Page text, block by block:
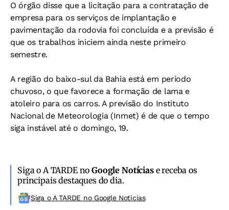
O órgão disse que a licitação para a contratação de
empresa para os serviços de implantação e
pavimentação da rodovia foi concluída e a previsão é
que os trabalhos iniciem ainda neste primeiro
semestre.
A região do baixo-sul da Bahia está em período
chuvoso, o que favorece a formação de lama e
atoleiro para os carros. A previsão do Instituto
Nacional de Meteorologia (Inmet) é de que o tempo
siga instável até o domingo, 19.
Siga o A TARDE noGoogle Notíciase receba os
principais destaques do dia.
Siga o A TARDE no Google Noticias